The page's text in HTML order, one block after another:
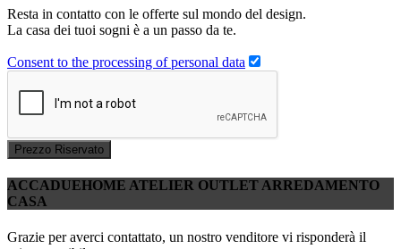
Resta in contatto con le offerte sul mondo del design.
La casa dei tuoi sogni è a un passo da te.
Consent to the processing of personal data
Prezzo Riservato
ACCADUEHOME ATELIER OUTLET ARREDAMENTO
CASA
Grazie per averci contattato, un nostro venditore vi risponderà il